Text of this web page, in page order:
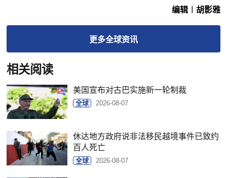
编辑︱胡影雅
更多全球资讯
相关阅读
美国宣布对古巴实施新一轮制裁
全球 2026-08-07
休达地方政府说非法移民越境事件已致约
百人死亡
全球 2026-08-07